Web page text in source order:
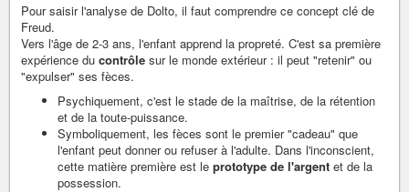
Pour saisir l'analyse de Dolto, il faut comprendre ce concept clé de
Freud.
Vers l'âge de 2-3 ans, l'enfant apprend la propreté. C'est sa première
expérience du contrôle sur le monde extérieur : il peut "retenir" ou
"expulser" ses fèces.
Psychiquement, c'est le stade de la maîtrise, de la rétention
et de la toute-puissance.
Symboliquement, les fèces sont le premier "cadeau" que
l'enfant peut donner ou refuser à l'adulte. Dans l'inconscient,
cette matière première est le prototype de l'argent et de la
possession.